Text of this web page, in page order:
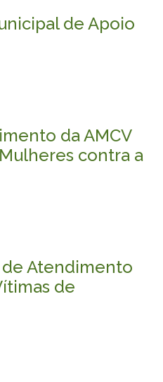
de Apoio
da AMCV
contra a
de Atendimento
de